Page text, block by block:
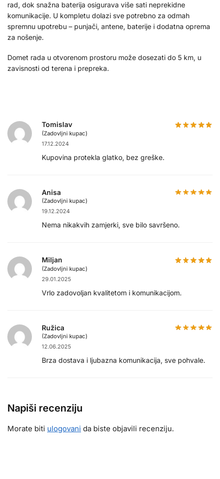
rad, dok snažna baterija osigurava više sati neprekidne
komunikacije. U kompletu dolazi sve potrebno za odmah
spremnu upotrebu – punjači, antene, baterije i dodatna oprema
za nošenje.
Domet rada u otvorenom prostoru može dosezati do 5 km, u
zavisnosti od terena i prepreka.
Tomislav
(Zadovljni kupac)
17.12.2024
Kupovina protekla glatko, bez greške.
Anisa
(Zadovljni kupac)
19.12.2024
Nema nikakvih zamjerki, sve bilo savršeno.
Miljan
(Zadovljni kupac)
29.01.2025
Vrlo zadovoljan kvalitetom i komunikacijom.
Ružica
(Zadovljni kupac)
12.06.2025
Brza dostava i ljubazna komunikacija, sve pohvale.
Napiši recenziju
Morate biti ulogovani da biste objavili recenziju.